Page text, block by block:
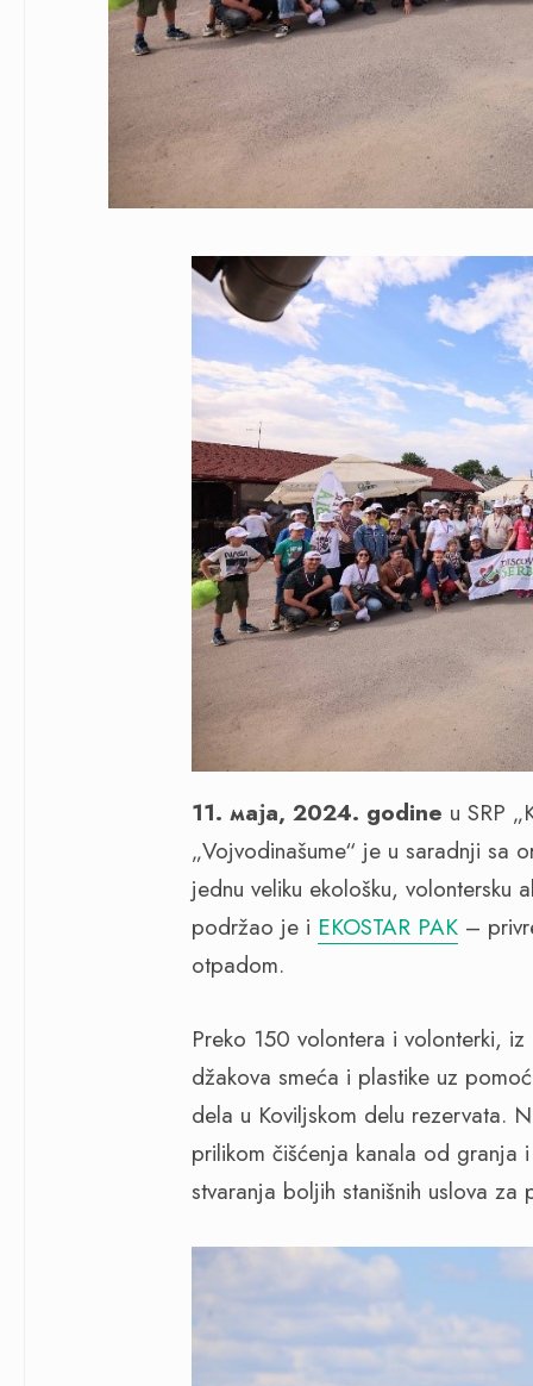
11. маја, 2024. godine u SRP
„Vojvodinašume“ je u saradnji sa
jednu veliku ekološku, volontersku
podržao je i EKOSTAR PAK –
otpadom.
Preko 150 volontera i volonterki,
džakova smeća i plastike uz
dela u Koviljskom delu rezervata.
prilikom čišćenja kanala od granja
stvaranja boljih stanišnih uslova za